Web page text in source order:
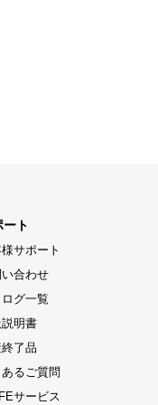
ート
サポート
い合わせ
グ一覧
明書
了品
るご質問
サービス